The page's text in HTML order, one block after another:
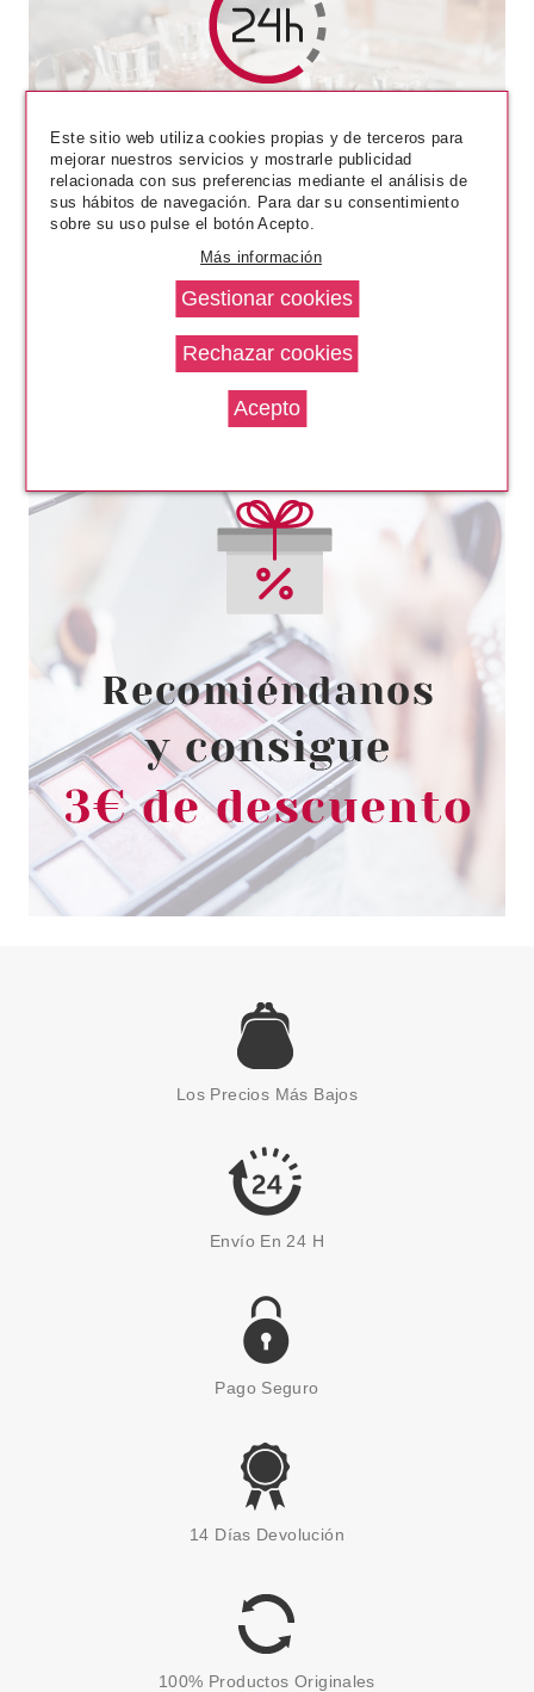
BONDI SANDS
LABIAL VAINILLA PROTECTOR
SOLAR SPF50+ 10 GR
Pvr 8.50€
-30%
desde
5.96€
CLARINS
CLARINS UV PLUS
ANTIPOLUCION ECRAN MULTI-
PROTECTION HYDRATANT SPF
50 30 ML
Pvr 56.00€
-36%
desde
35.90€
BONDI SANDS
BONDI SANDS BALSAMO
LABIAL MANGO PROTECTOR
SOLAR SPF50+ 10 GR
6.20€
LANCASTER
FRESH GEL CREAM SPF 10 50
15.99€
Los Precios Más Bajos
Envío En 24 H
Pago Seguro
14 Días Devolución
100% Productos Originales
Este sitio web utiliza cookies propias y de terceros para
mejorar nuestros servicios y mostrarle publicidad
relacionada con sus preferencias mediante el análisis de
sus hábitos de navegación. Para dar su consentimiento
sobre su uso pulse el botón Acepto.
Más información